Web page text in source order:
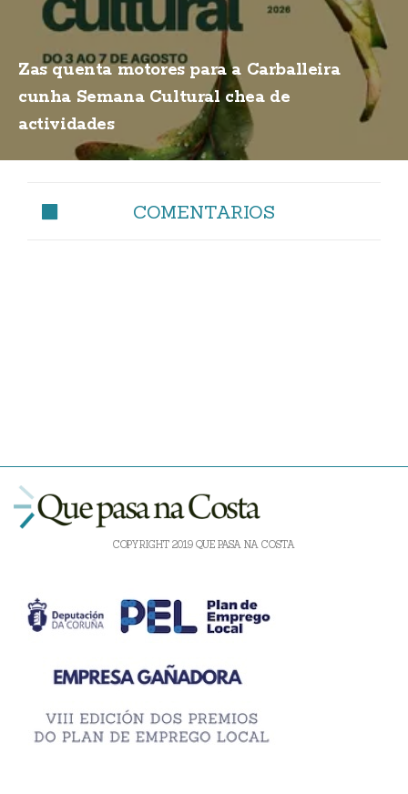
Zas quenta motores para a Carballeira
cunha Semana Cultural chea de
actividades
COMENTARIOS
COPYRIGHT 2019 QUE PASA NA COSTA